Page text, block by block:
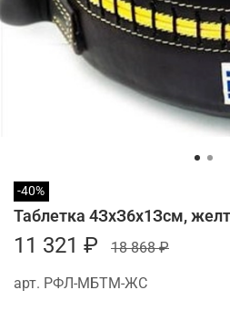
-40%
арт. РФЛ-МБТМ-ЖС
Таблетка 4ЗхЗ6х1Зсм,
11 321 ₽ 18 868 ₽